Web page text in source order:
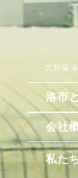
京野菜
洛市
会社
私た